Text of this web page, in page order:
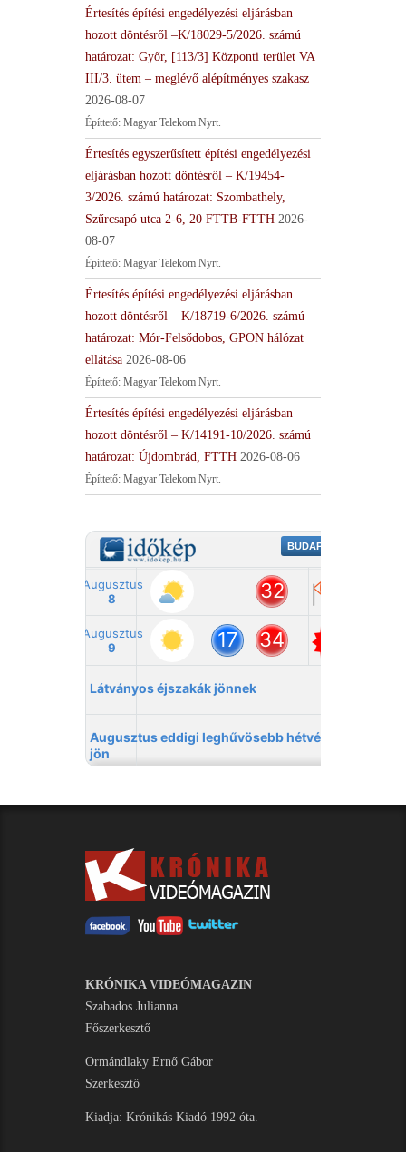
Értesítés építési engedélyezési eljárásban
hozott döntésről –K/18029-5/2026. számú
határozat: Győr, [113/3] Központi terület VA
III/3. ütem – meglévő alépítményes szakasz
2026-08-07
Építtető: Magyar Telekom Nyrt.
Értesítés egyszerűsített építési engedélyezési
eljárásban hozott döntésről – K/19454-
3/2026. számú határozat: Szombathely,
Szűrcsapó utca 2-6, 20 FTTB-FTTH 2026-
08-07
Építtető: Magyar Telekom Nyrt.
Értesítés építési engedélyezési eljárásban
hozott döntésről – K/18719-6/2026. számú
határozat: Mór-Felsődobos, GPON hálózat
ellátása 2026-08-06
Építtető: Magyar Telekom Nyrt.
Értesítés építési engedélyezési eljárásban
hozott döntésről – K/14191-10/2026. számú
határozat: Újdombrád, FTTH 2026-08-06
Építtető: Magyar Telekom Nyrt.
KRÓNIKA VIDEÓMAGAZIN
Szabados Julianna
Főszerkesztő
Ormándlaky Ernő Gábor
Szerkesztő
Kiadja: Krónikás Kiadó 1992 óta.